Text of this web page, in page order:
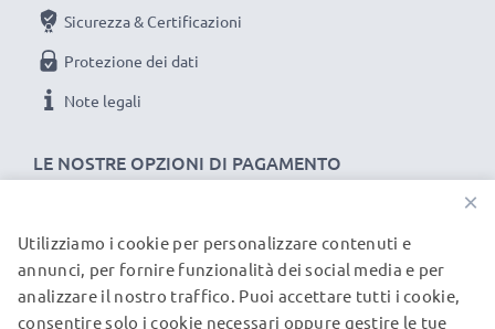
LE NOSTRE OPZIONI DI PAGAMENTO
Sicurezza & Certificazioni
Protezione dei dati
Note legali
I NOSTRI PARTNER DI SPEDIZIONE
×
Utilizziamo i cookie per personalizzare contenuti e
annunci, per fornire funzionalità dei social media e per
analizzare il nostro traffico. Puoi accettare tutti i cookie,
consentire solo i cookie necessari oppure gestire le tue